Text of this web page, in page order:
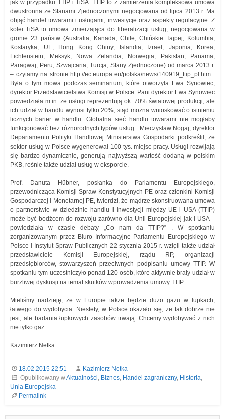
jak w przypadku TTIP i TiSA. TTIP to z zamierzenia kompleksowa umowa
dwustronna ze Stanami Zjednoczonymi negocjowana od lipca 2013 r. Ma
objąć handel towarami i usługami, inwestycje oraz aspekty regulacyjne. Z
kolei TiSA to umowa zmierzająca do liberalizacji usług, negocjowana w
gronie 23 państw (Australia, Kanada, Chile, Chińskie Tajpej, Kolumbia,
Kostaryka, UE, Hong Kong Chiny, Islandia, Izrael, Japonia, Korea,
Lichtenstein, Meksyk, Nowa Zelandia, Norwegia, Pakistan, Panama,
Paragwaj, Peru, Szwajcaria, Turcja, Stany Zjednoczone) od marca 2013 r.
– czytamy na stronie http://ec.europa.eu/polska/news/140919_ttip_pl.htm .
Była o tym mowa podczas seminarium, które otworzyła Ewa Synowiec,
dyrektor Przedstawicielstwa Komisji w Polsce. Pani dyrektor Ewa Synowiec
powiedziała m.in. że usługi reprezentują ok. 70% światowej produkcji, ale
ich udział w handlu wynosi tylko 20%, stąd można wnioskować o istnieniu
licznych barier w handlu. Globalna sieć handlu towarami nie mogłaby
funkcjonować bez różnorodnych typów usług. Mieczysław Nogaj, dyrektor
Departamentu Polityki Handlowej Ministerstwa Gospodarki podkreślił, że
sektor usług w Polsce wygenerował 100 tys. miejsc pracy. Usługi rozwijają
się bardzo dynamicznie, generują najwyższą wartość dodaną w polskim
PKB, rośnie także udział usług w eksporcie.
Prof. Danuta Hübner, posłanka do Parlamentu Europejskiego,
przewodnicząca Komisji Spraw Konstytucyjnych PE oraz członkini Komisji
Gospodarczej i Monetarnej PE, twierdzi, że mądrze skonstruowana umowa
o partnerstwie w dziedzinie handlu i inwestycji między UE i USA (TTIP)
może być bodźcem do rozwoju zarówno dla Unii Europejskiej jak i USA –
powiedziała w czasie debaty „Co nam da TTIP?” . W spotkaniu
zorganizowanym przez Biuro Informacyjne Parlamentu Europejskiego w
Polsce i Instytut Spraw Publicznych 22 stycznia 2015 r. wzięli także udział
przedstawiciele Komisji Europejskiej, rządu RP, organizacji
przedsiębiorców, stowarzyszeń przeciwnych podpisaniu umowy TTIP. W
spotkaniu tym uczestniczyło ponad 120 osób, które aktywnie brały udział w
burzliwej dyskusji na temat skutków wprowadzenia umowy TTIP.
Mieliśmy nadzieję, że w Europie także będzie dużo gazu w łupkach,
łatwego do wydobycia. Niestety, w Polsce okazało się, że tak dobrze nie
jest, ale badania łupkowych zasobów trwają. Chcemy wydobywać z nich
nie tylko gaz.
Kazimierz Netka
18.02.2015 22:51
Kazimierz Netka
Opublikowany wAktualności, Biznes, Handel zagraniczny, Historia,
Unia Europejska
Permalink